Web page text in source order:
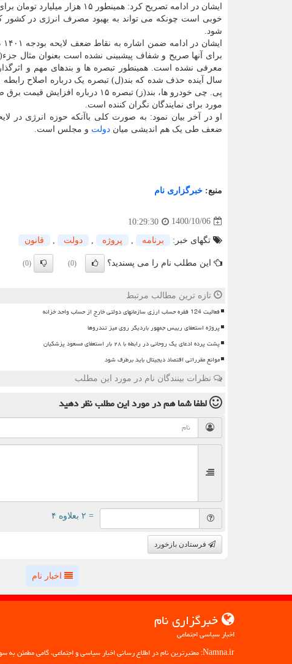
ایشان در ادامه تصریح کرد:
خوبی است چونکه می تواند به بهبود مصرف انرژی در کشور
شود.
برای آنها صریح و شفاف پیشبینی نشده است بعنوان مثال
معرفی نشده است. همینطور تبصره ها و بندهای مهم و
سال آینده حذف شده که بند(ل) تبصره یک درباره اصلاح
پی. چی خودرو ها، بند(ز) تبصره ۱۵
مورد برای نمایندگان نگران کننده است.
او در آخر بیان نمود: به صورت کلی باآنکه حوزه انرژی در
ضعف طی یک هم اندیشی میان دولت و مجلس است.
منبع: خبرگزاری نام
1400/10/06
10:29:30
تگهای خبر: برنامه پروژه دولت قانون
این مطلب نام را می پسندید؟ (0)
(0)
تازه ترین مطالب مرتبط
فعالیت 124 فقره حساب ارزی سازمانهای دولتی خارج از حساب واحد خزانه
پروژه استعفای رییس جمهور باردیگر روی میز تندروها
پشت پرده ادعای یک روحانی در رابطه با ۲۸ بار استعفای مسعود پزشکیان
موانع مقرراتی اقتصاد دیجیتال باید برطرف شود
نظرات بینندگان نام در مورد این مطلب
لطفا شما همدر مورد این مطلبنظر دهید
= ۲ بعلاوه ۴
فرستادن بازخورد
اخبار نام
خبرگزاری نام
اخبار سیاسی اجتماعی
Namna.ir: معتبرترین نام در اطلاع رسانی اخبار سیاسی و اجتماعی، گامی مطمئن به سوی آگاهی